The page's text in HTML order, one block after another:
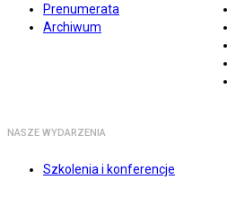
Prenumerata
Archiwum
NASZE WYDARZENIA
Szkolenia i konferencje